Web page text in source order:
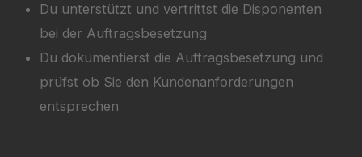
Du unterstützt und vertrittst die Disponenten
bei der Auftragsbesetzung
Du dokumentierst die Auftragsbesetzung und
prüfst ob Sie den Kundenanforderungen
entsprechen